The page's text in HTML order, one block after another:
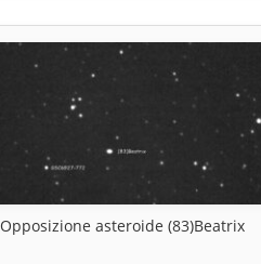
Opposizione asteroide (83)Beatrix